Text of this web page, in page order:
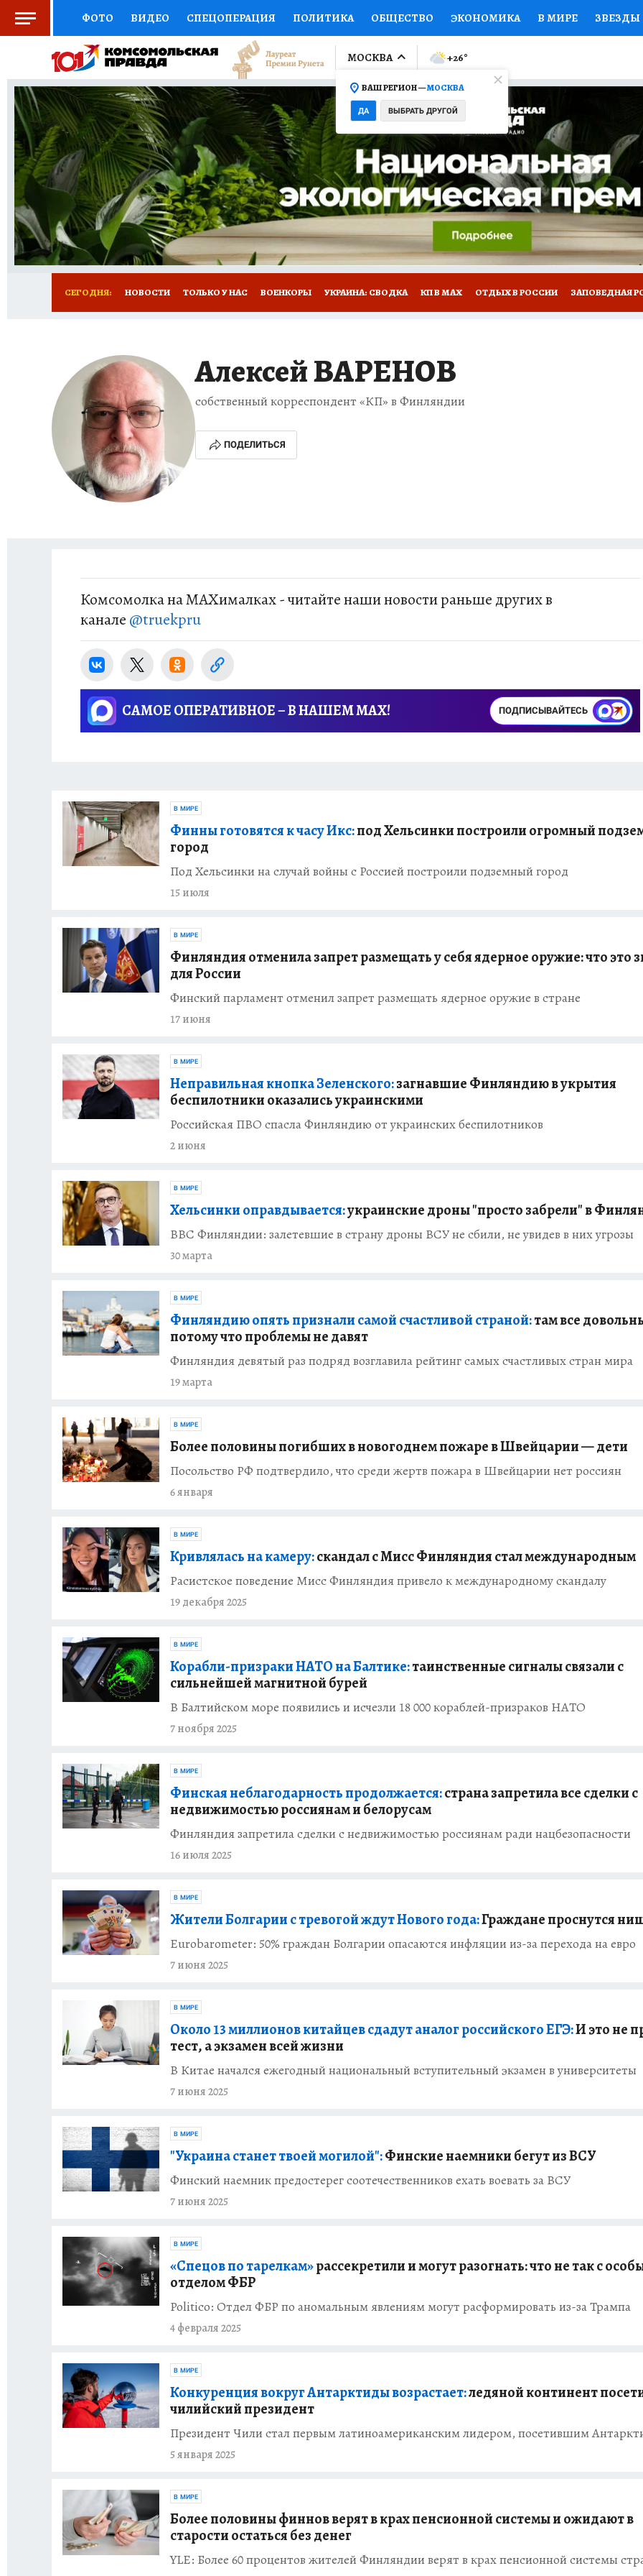
ФОТО ВИДЕО СПЕЦОПЕРАЦИЯ ПОЛИТИКА ОБЩЕСТВО ЭКОНОМИКА В МИРЕ ЗВЕЗДЫ
СОЦПОДДЕРЖКА НАУКА СПОРТ КОЛУМНИСТЫ ПРОИСШЕСТВИЯ
ВЫБОР ЭКСПЕРТОВ ДОКТОР ФИНАНСЫ ОТКРЫВАЕМ МИР Я ЗНАЮ СЕМЬЯ ЖЕНСКИЕ
КНИЖНАЯ ПОЛКА ПРОГНОЗЫ НА СПОРТ ПРОМОКОДЫ СЕРИАЛЫ СПЕЦПРОЕКТЫ
ПРЕСС-ЦЕНТР НЕДВИЖИМОСТЬ ТЕЛЕВИЗОР КОЛЛЕКЦИИ КОНКУРСЫ РАБОТА У НАС
РАДИО КП РЕКЛАМА ТЕСТЫ НОВОЕ НА САЙТЕ
МОСКВА
ВАШ РЕГИОН —МОСКВА
ДА ВЫБРАТЬ ДРУГОЙ
+26°
СЕГОДНЯ: НОВОСТИ ТОЛЬКО У НАС ВОЕНКОРЫ УКРАИНА: СВОДКА КП В МАХ ОТДЫХ В РОССИИ ЗАПОВЕДНАЯ
Алексей ВАРЕНОВ
собственный корреспондент «КП» в Финляндии
ПОДЕЛИТЬСЯ
Комсомолка на MAXималках - читайте наши новости раньше других в
канале @truekpru
САМОЕ ОПЕРАТИВНОЕ – В НАШЕМ MAX! ПОДПИСЫВАЙТЕСЬ
В МИРЕ
Финны готовятся к часу Икс:под Хельсинки построили огромный
город
Под Хельсинки на случай войны с Россией построили подземный город
15 июля
В МИРЕ
Финляндия отменила запрет размещать у себя ядерное оружие: что это
для России
Финский парламент отменил запрет размещать ядерное оружие в стране
17 июня
В МИРЕ
Неправильная кнопка Зеленского:загнавшие Финляндию в укрытия
беспилотники оказались украинскими
Российская ПВО спасла Финляндию от украинских беспилотников
2 июня
В МИРЕ
Хельсинки оправдывается:украинские дроны "просто забрели" в
ВВС Финляндии: залетевшие в страну дроны ВСУ не сбили, не увидев в них угрозы
30 марта
В МИРЕ
Финляндию опять признали самой счастливой страной:там все
потому что проблемы не давят
Финляндия девятый раз подряд возглавила рейтинг самых счастливых стран мира
19 марта
В МИРЕ
Более половины погибших в новогоднем пожаре в Швейцарии — дети
Посольство РФ подтвердило, что среди жертв пожара в Швейцарии нет россиян
6 января
В МИРЕ
Кривлялась на камеру:скандал с Мисс Финляндия стал международным
Расистское поведение Мисс Финляндия привело к международному скандалу
19 декабря 2025
В МИРЕ
Корабли-призраки НАТО на Балтике:таинственные сигналы связали с
сильнейшей магнитной бурей
В Балтийском море появились и исчезли 18 000 кораблей-призраков НАТО
7 ноября 2025
В МИРЕ
Финская неблагодарность продолжается:страна запретила все сделки с
недвижимостью россиянам и белорусам
Финляндия запретила сделки с недвижимостью россиянам ради нацбезопасности
16 июля 2025
В МИРЕ
Жители Болгарии с тревогой ждут Нового года:Граждане проснутся
Eurobarometer: 50% граждан Болгарии опасаются инфляции из-за перехода на евро
7 июня 2025
В МИРЕ
Около 13 миллионов китайцев сдадут аналог российского ЕГЭ:И это не
тест, а экзамен всей жизни
В Китае начался ежегодный национальный вступительный экзамен в университеты
7 июня 2025
В МИРЕ
"Украина станет твоей могилой":Финские наемники бегут из ВСУ
Финский наемник предостерег соотечественников ехать воевать за ВСУ
7 июня 2025
В МИРЕ
«Спецов по тарелкам»рассекретили и могут разогнать: что не так с
отделом ФБР
Politico: Отдел ФБР по аномальным явлениям могут расформировать из-за Трампа
4 февраля 2025
В МИРЕ
Конкуренция вокруг Антарктиды возрастает:ледяной континент
чилийский президент
Президент Чили стал первым латиноамериканским лидером, посетившим
5 января 2025
В МИРЕ
Более половины финнов верят в крах пенсионной системы и ожидают в
старости остаться без денег
YLE: Более 60 процентов жителей Финляндии верят в крах пенсионной системы